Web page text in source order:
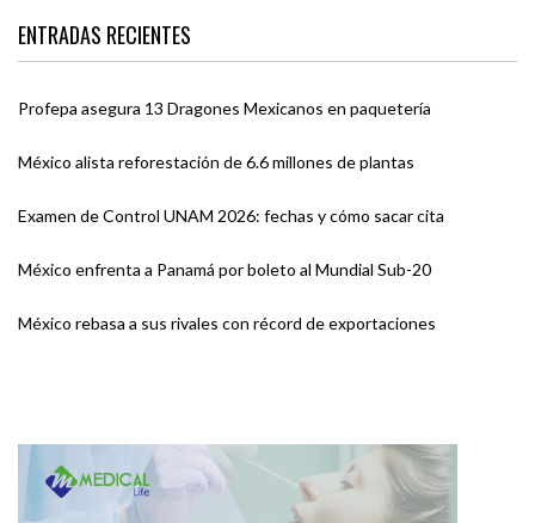
ENTRADAS RECIENTES
Profepa asegura 13 Dragones Mexicanos en paquetería
México alista reforestación de 6.6 millones de plantas
Examen de Control UNAM 2026: fechas y cómo sacar cita
México enfrenta a Panamá por boleto al Mundial Sub-20
México rebasa a sus rivales con récord de exportaciones